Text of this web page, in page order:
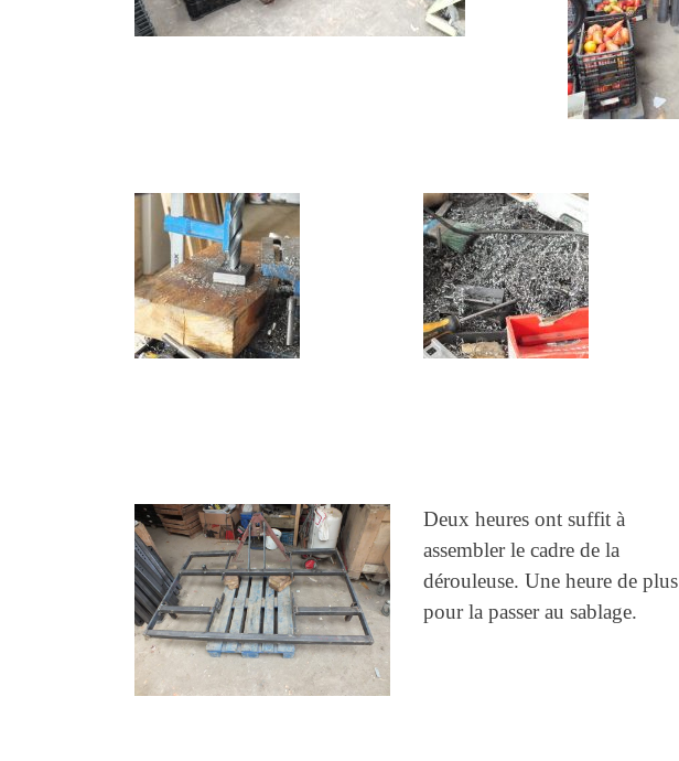
Deux heures ont suffit à
assembler le cadre de la
dérouleuse. Une heure de plus
pour la passer au sablage.